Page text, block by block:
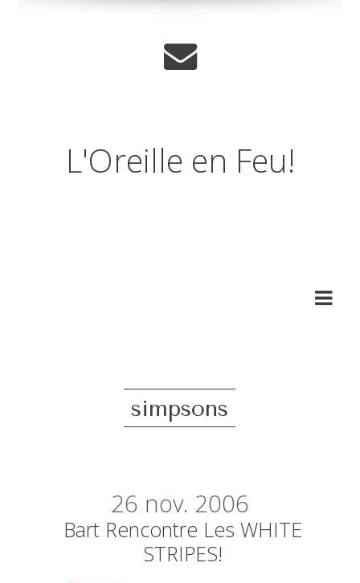
L'Oreille en Feu!
simpsons
26 nov. 2006
Bart Rencontre Les WHITE
STRIPES!